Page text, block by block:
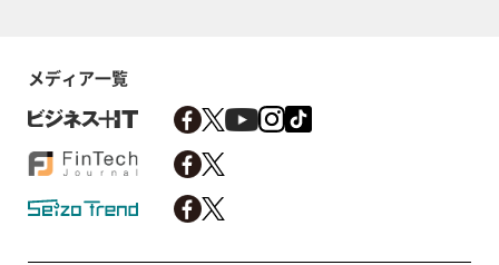
メディア一覧